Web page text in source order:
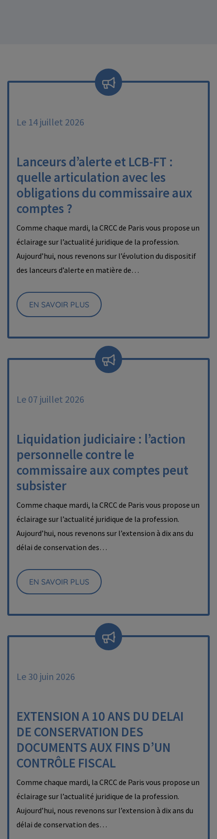
Le 14 juillet 2026
Lanceurs d’alerte et LCB-FT :
quelle articulation avec les
obligations du commissaire aux
comptes ?
Comme chaque mardi, la CRCC de Paris vous propose un
éclairage sur l’actualité juridique de la profession.
Aujourd’hui, nous revenons sur l’évolution du dispositif
des lanceurs d’alerte en matière de…
EN SAVOIR PLUS
Le 07 juillet 2026
Liquidation judiciaire : l’action
personnelle contre le
commissaire aux comptes peut
subsister
Comme chaque mardi, la CRCC de Paris vous propose un
éclairage sur l’actualité juridique de la profession.
Aujourd’hui, nous revenons sur l’extension à dix ans du
délai de conservation des…
EN SAVOIR PLUS
Le 30 juin 2026
EXTENSION A 10 ANS DU DELAI
DE CONSERVATION DES
DOCUMENTS AUX FINS D’UN
CONTRÔLE FISCAL
Comme chaque mardi, la CRCC de Paris vous propose un
éclairage sur l’actualité juridique de la profession.
Aujourd’hui, nous revenons sur l’extension à dix ans du
délai de conservation des…